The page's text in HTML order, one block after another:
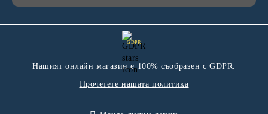
GDPR
Нашият онлайн магазин е 100% съобразен с GDPR.
Прочетете нашата политика